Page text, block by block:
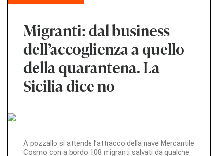
Migranti: dal business
dell’accoglienza a quello
della quarantena. La
Sicilia dice no
A pozzallo si attende l’attracco della nave Mercantile
Cosmo con a bordo 108 migranti salvati da qualche